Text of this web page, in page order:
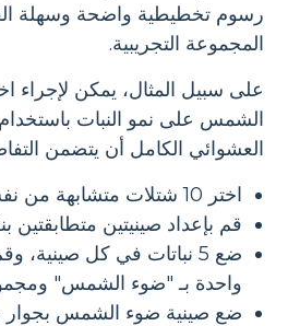
رسوم تخطيطية واضحة وسهلة
المجموعة التجريبية.
على سبيل المثال، يمكن لإجراء
الشمس على نمو النبات
العشوائي الكامل أن يتضمن
اختر 10 شتلات متشابهة من نفس العمر والصنف
قم بإعداد صينيتين متطابقتين
ضع 5 نباتات في كل
واحدة بـ "ضوء الشمس"
ضع صينية ضوء الشمس بجوار